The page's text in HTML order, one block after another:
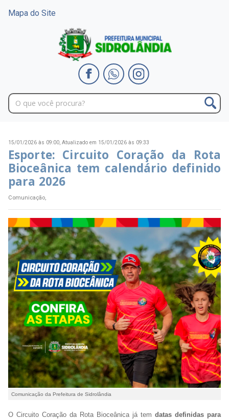
Mapa do Site
15/01/2026 às 09:00, Atualizado em 15/01/2026 às 09:33
Esporte: Circuito Coração da Rota
Bioceânica tem calendário definido
para 2026
Comunicação,
Comunicação da Prefeitura de Sidrolândia
O Circuito Coração da Rota Bioceânica já tem datas definidas para